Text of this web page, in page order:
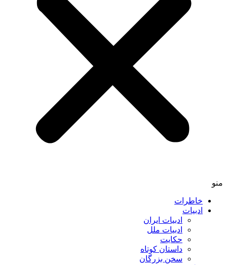
منو
خاطرات
ادبیات
ادبیات ایران
ادبیات ملل
حکایت
داستان کوتاه
سخن بزرگان